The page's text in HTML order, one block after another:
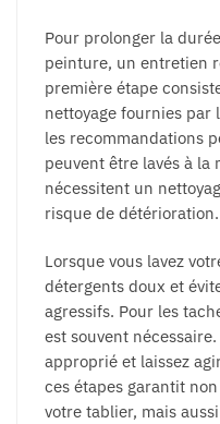
Pour prolonger la
peinture, un entretien
première étape
nettoyage fournies par
les recommandations
peuvent être lavés à la
nécessitent un
risque de détérioration.
Lorsque vous lavez
détergents doux et
agressifs. Pour les
est souvent
approprié et laissez
ces étapes garantit
votre tablier, mais